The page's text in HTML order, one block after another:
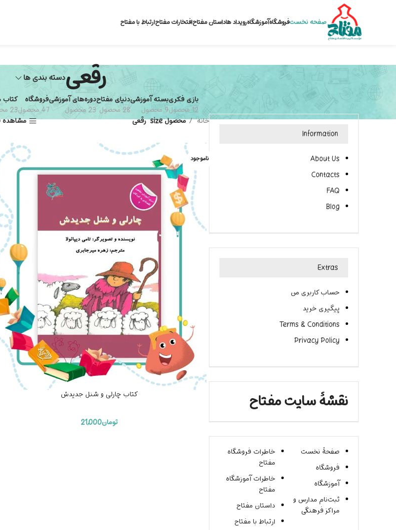
صفحه نخستفروشگاهآموزشگاهرویداد هاداستان مفتاحافتخارات مفتاحارتباط با مفتاح
رقعیدسته بندی ها
بازی فکری
12 محصول
بسته آموزشی
9 محصول
دنیای مفتاح
28 محصول
دوره‌های آموزشی
23 محصول
فروشگاه
47 محصول
کتاب
23 محصول
Information
About Us
Contacts
FAQ
Blog
Extras
حساب کاربری من
پیگیری خرید
Terms & Conditions
Privacy Policy
نقشۀ سایت مفتاح
صفحۀ نخست
فروشگاه
آموزشگاه
ثبت‌نام مدارس و
مراکز فرهنگی
خاطرات فروشگاه
مفتاح
خاطرات آموزشگاه
مفتاح
داستان مفتاح
ارتباط با مفتاح
خانه محصول size رقعی مشاهده
ناموجود
کتاب چارلی و شنل جدیدش
تومان21,000